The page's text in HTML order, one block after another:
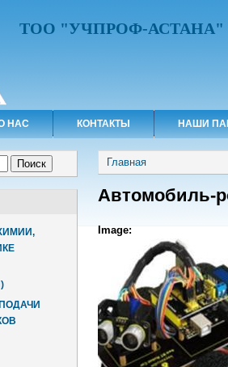
ТОО "УЧПРОФ-АСТАНА"
НАС КОНТАКТЫ НАШИ
Вы здесь
Главная
Автомобиль-
Image: